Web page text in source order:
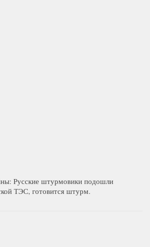
Русские штурмовики подошли
ТЭС, готовится штурм.